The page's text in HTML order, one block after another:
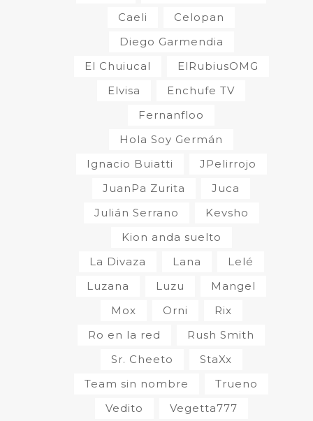
Caeli
Celopan
Diego Garmendia
El Chuiucal
ElRubiusOMG
Elvisa
Enchufe TV
Fernanfloo
Hola Soy Germán
Ignacio Buiatti
JPelirrojo
JuanPa Zurita
Juca
Julián Serrano
Kevsho
Kion anda suelto
La Divaza
Lana
Lelé
Luzana
Luzu
Mangel
Mox
Orni
Rix
Ro en la red
Rush Smith
Sr. Cheeto
StaXx
Team sin nombre
Trueno
Vedito
Vegetta777